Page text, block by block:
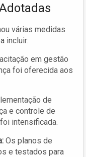
várias medidas
incluir:
em gestão
foi oferecida aos
de
e controle de
intensificada.
Os planos de
e testados para